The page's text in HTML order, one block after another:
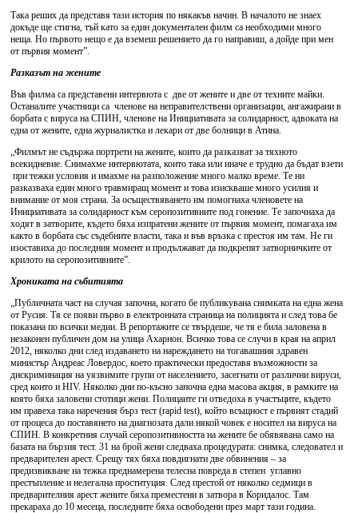
Така реших да представя тази история по някакъв начин. В началото не знаех
докъде ще стигна, тъй като за един документален филм са необходими много
неща. Но първото нещо е да вземеш решението да го направиш, а дойде при мен
от първия момент”.
Разказът на жените
Във филма са представени интервюта с две от жените и две от техните майки.
Останалите участници са членове на неправителствени организации, ангажирани в
борбата с вируса на СПИН, членове на Инициативата за солидарност, адвоката на
една от жените, една журналистка и лекари от две болници в Атина.
„Филмът не съдържа портрети на жените, които да разказват за тяхното
всекидневие. Снимахме интервютата, които така или иначе е трудно да бъдат взети
при тежки условия и имахме на разположение много малко време. Те ни
разказваха един много травмиращ момент и това изискваше много усилия и
внимание от моя страна. За осъществяването им помогнаха членовете на
Инициативата за солидарност към серопозитивните под гонение. Те започнаха да
ходят в затворите, където бяха изпратени жените от първия момент, помагаха им
както в борбата със съдебните власти, така и във връзка с престоя им там. Не ги
изоставиха до последния момент и продължават да подкрепят затворничките от
крилото на серопозитивните”.
Хрониката на събитията
„Публичната част на случая започна, когато бе публикувана снимката на една жена
от Русия. Тя се появи първо в електронната страница на полицията и след това бе
показана по всички медии. В репортажите се твърдеше, че тя е била заловена в
незаконен публичен дом на улица Ахарнон. Всичко това се случи в края на април
2012, няколко дни след издаването на нареждането на тогавашния здравен
министър Андреас Ловердос, което практически предоставя възможности за
дискриминация на уязвимите групи от населението, засегнати от различни вируси,
сред които и HIV. Няколко дни по-късно започна една масова акция, в рамките на
която бяха заловени стотици жени. Полицаите ги отведоха в участъците, където
им правеха така наречения бърз тест (rapid test), който всъщност е първият стадий
от процеса до поставянето на диагнозата дали някой човек е носител на вируса на
СПИН. В конкретния случай серопозитивността на жените бе обявявана само на
базата на бързия тест. 31 на брой жени следваха процедурата: снимка, следовател и
предварителен арест. Срещу тях бяха повдигнати две обвинения – за
предизвикване на тежка преднамерена телесна повреда в степен углавно
престъпление и нелегална проституция. След престой от няколко седмици в
предварителния арест жените бяха преместени в затвора в Коридалос. Там
прекараха до 10 месеца, последните бяха освободени през март тази година.